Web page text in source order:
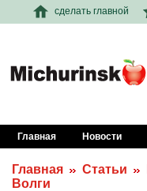
сделать главной
Главная Новости
Главная Статьи
Волги